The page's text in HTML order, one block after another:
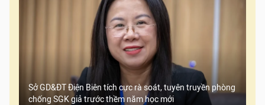
Sở GD&ĐT Điện Biên tích cực rà soát, tuyên truyền phòng
chống SGK giả trước thềm năm học mới